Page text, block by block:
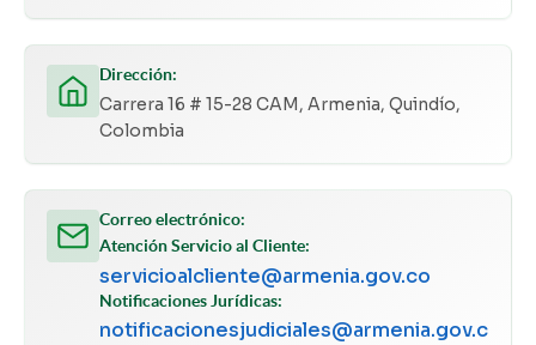
Dirección:
Carrera 16 # 15-28 CAM, Armenia, Quindío,
Colombia
Correo electrónico:
Atención Servicio al Cliente:
servicioalcliente@armenia.gov.co
Notificaciones Jurídicas:
notificacionesjudiciales@armenia.gov.c